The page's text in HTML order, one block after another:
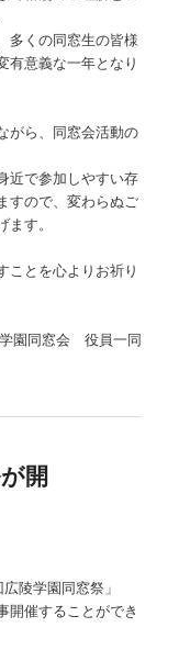
多くの同窓生の皆様
有意義な一年となり
がら、同窓会活動の
近で参加しやすい存
すので、変わらぬご
す。
ことを心よりお祈り
園同窓会 役員一同
開
陵学園同窓祭」
開催することができ